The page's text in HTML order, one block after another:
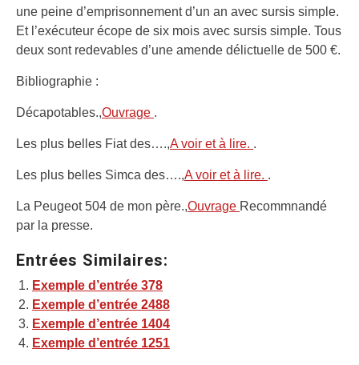
une peine d’emprisonnement d’un an avec sursis simple.
Et l’exécuteur écope de six mois avec sursis simple. Tous
deux sont redevables d’une amende délictuelle de 500 €.
Bibliographie :
Décapotables.,Ouvrage .
Les plus belles Fiat des….,A voir et à lire. .
Les plus belles Simca des….,A voir et à lire. .
La Peugeot 504 de mon père.,Ouvrage Recommnandé
par la presse.
Entrées Similaires:
Exemple d’entrée 378
Exemple d’entrée 2488
Exemple d’entrée 1404
Exemple d’entrée 1251